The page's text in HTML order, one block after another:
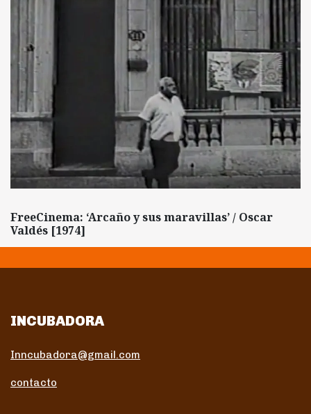
FreeCinema: ‘Arcaño y sus maravillas’ / Oscar
Valdés [1974]
INCUBADORA
Inncubadora@gmail.com
contacto